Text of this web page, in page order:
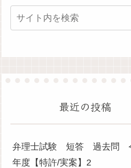
最近の投稿
弁理士試験 短答 過去問
年度【特許/実案】2